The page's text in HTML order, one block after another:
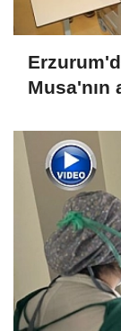
Musa'nın